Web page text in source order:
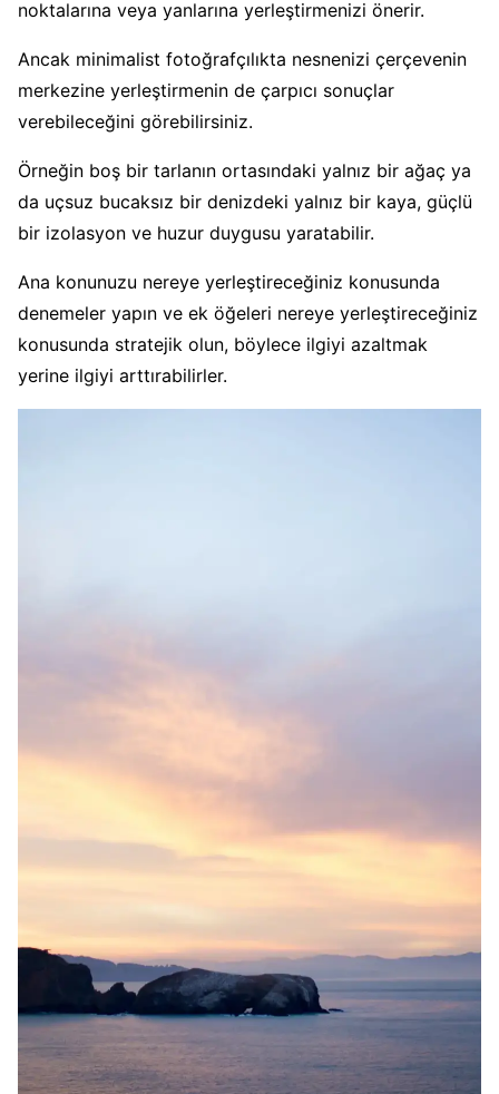
noktalarına veya yanlarına yerleştirmenizi önerir.
Ancak minimalist fotoğrafçılıkta nesnenizi çerçevenin
merkezine yerleştirmenin de çarpıcı sonuçlar
verebileceğini görebilirsiniz.
Örneğin boş bir tarlanın ortasındaki yalnız bir ağaç ya
da uçsuz bucaksız bir denizdeki yalnız bir kaya, güçlü
bir izolasyon ve huzur duygusu yaratabilir.
Ana konunuzu nereye yerleştireceğiniz konusunda
denemeler yapın ve ek öğeleri nereye yerleştireceğiniz
konusunda stratejik olun, böylece ilgiyi azaltmak
yerine ilgiyi arttırabilirler.